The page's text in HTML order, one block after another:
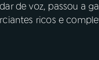
de voz, passou a
ricos e